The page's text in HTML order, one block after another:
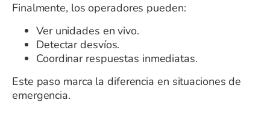
Finalmente, los operadores pueden:
Ver unidades en vivo.
Detectar desvíos.
Coordinar respuestas inmediatas.
Este paso marca la diferencia en situaciones de
emergencia.